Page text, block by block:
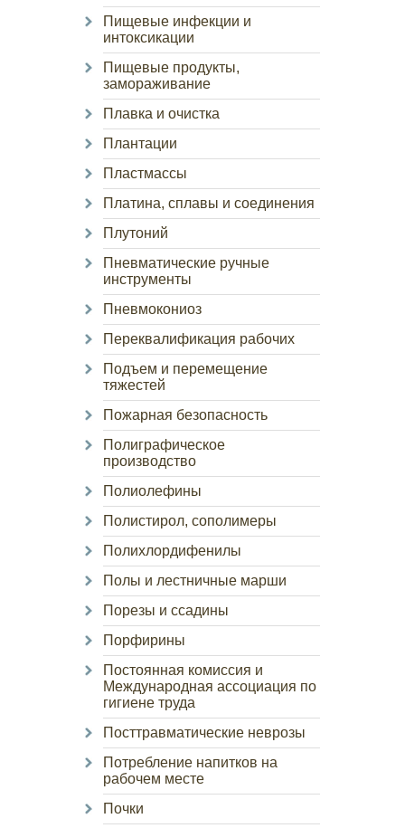
Пищевые инфекции и
интоксикации
Пищевые продукты,
замораживание
Плавка и очистка
Плантации
Пластмассы
Платина, сплавы и соединения
Плутоний
Пневматические ручные
инструменты
Пневмокониоз
Переквалификация рабочих
Подъем и перемещение
тяжестей
Пожарная безопасность
Полиграфическое
производство
Полиолефины
Полистирол, сополимеры
Полихлордифенилы
Полы и лестничные марши
Порезы и ссадины
Порфирины
Постоянная комиссия и
Международная ассоциация по
гигиене труда
Посттравматические неврозы
Потребление напитков на
рабочем месте
Почки